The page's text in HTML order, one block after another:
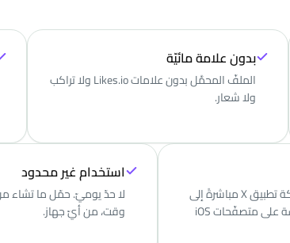
بدون علامة مائيّة
الملفّ المحمَّل بدون علامات Likes.io ولا تراكب
ولا شعار.
ألصق من ورقة مشاركة تطبيق X مباشرةً إلى
الأداة — يعمل بسلاسة على متصفّحات iOS
استخدام غير محدود
وقت، من أيّ جهاز.